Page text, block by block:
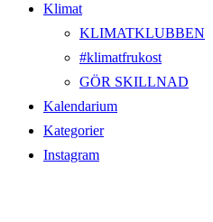
Klimat
KLIMATKLUBBEN
#klimatfrukost
GÖR SKILLNAD
Kalendarium
Kategorier
Instagram